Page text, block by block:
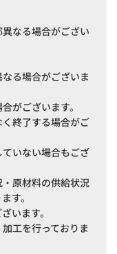
なる場合がござい
る場合がございま
がございます。
終了する場合がご
いない場合もござ
原材料の供給状況
す。
います。
工を行っておりま